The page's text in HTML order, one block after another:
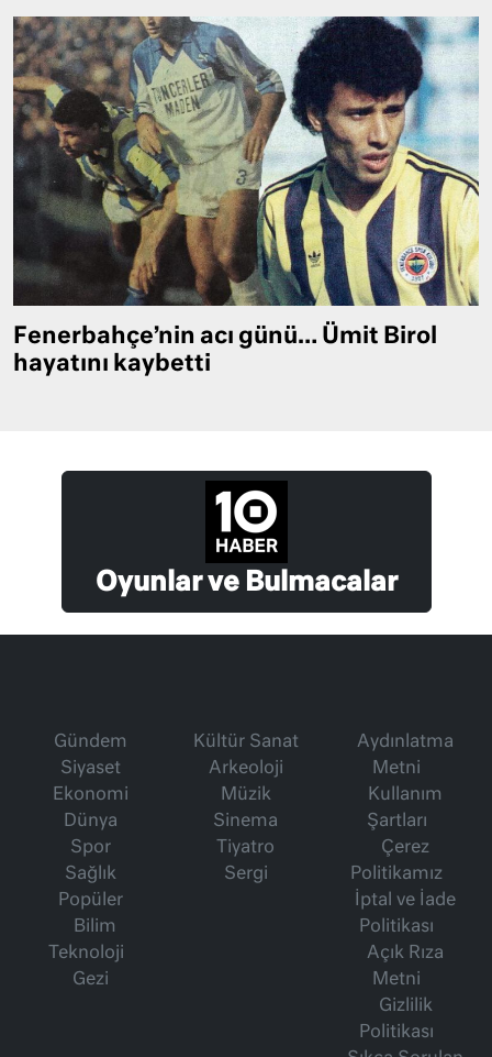
Fenerbahçe’nin acı günü… Ümit Birol
hayatını kaybetti
Oyunlar ve Bulmacalar
Gündem
Siyaset
Ekonomi
Dünya
Spor
Sağlık
Popüler
Bilim
Teknoloji
Gezi
Kültür Sanat
Arkeoloji
Müzik
Sinema
Tiyatro
Sergi
Aydınlatma
Metni
Kullanım
Şartları
Çerez
Politikamız
İptal ve İade
Politikası
Açık Rıza
Metni
Gizlilik
Politikası